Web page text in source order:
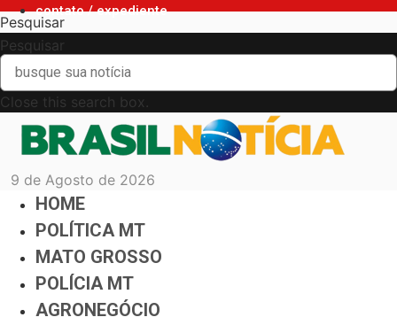
contato / expediente
Pesquisar
Pesquisar
Close this search box.
9 de Agosto de 2026
HOME
POLÍTICA MT
MATO GROSSO
POLÍCIA MT
AGRONEGÓCIO